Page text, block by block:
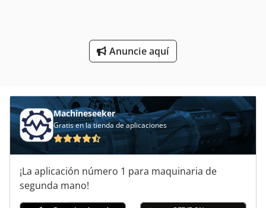
Taladro De Engranaje
Áreas De Aplicación
Anuncie aquí
Machineseeker
Gratis en la tienda de aplicaciones
¡La aplicación número 1 para maquinaria de
segunda mano!